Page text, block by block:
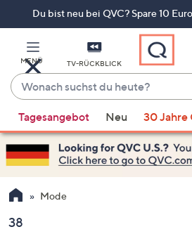
Du bist neu bei QVC? Spare 10
MENÜ TV-RÜCKBLICK
Wonach
suchst
du
heute?
Vorschläge
verfügbar
sind,
verwenden
Sie
Pfeiltasten
Tagesangebot Neu 30 Jahre
Mode
38